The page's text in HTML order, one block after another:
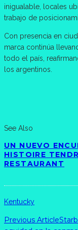
inigualable, locales
trabajo de
Con presencia en
marca continúa
todo el país,
los argentinos.
See Also
UN NUEVO
HISTOIRE
RESTAURANT
Kentucky
Previous Article